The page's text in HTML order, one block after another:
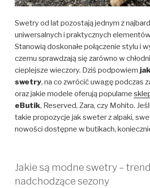
Swetry od lat pozostają jednym z
uniwersalnych i praktycznych
Stanowią doskonałe połączenie stylu i
czemu sprawdzają się zarówno w
cieplejsze wieczory. Dziś podpowiem
swetry, na co zwrócić uwagę podczas
oraz jakie modele oferują popularne
eButik, Reserved, Zara, czy Mohito.
takie propozycje jak sweter z alpaki,
nowości dostępne w butikach,
Jakie są modne swetry –
nadchodzące sezony